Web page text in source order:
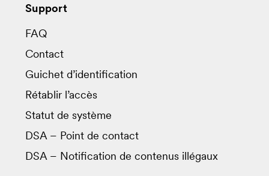
Support
FAQ
Contact
Guichet d’identification
Rétablir l’accès
Statut de système
DSA – Point de contact
DSA – Notification de contenus illégaux